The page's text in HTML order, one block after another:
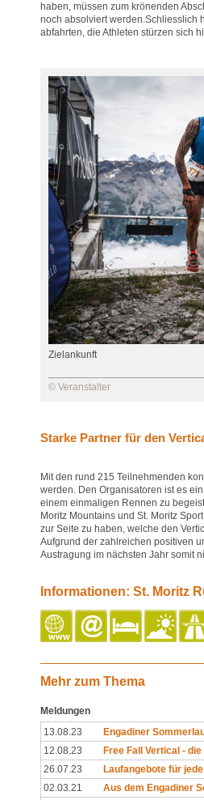
haben, müssen zum krönenden
noch absolviert werden.Schliesslich
abfahrten, die Athleten stürzen sich
Zielankunft
© Veranstalter
Starke Partner für den
Mit den rund 215 Teilnehmenden
werden. Den Organisatoren ist es
einem einmaligen Rennen zu
Moritz Mountains und St. Moritz
zur Seite zu haben, welche den
Aufgrund der zahlreichen positiven
Austragung im nächsten Jahr somit
Informationen: St. Moritz
Mehr zum Thema
Meldungen
13.08.23
Engadiner
12.08.23
Free Fall Vertical -
26.07.23
Laufangebote für
02.03.21
Aus dem Engadiner